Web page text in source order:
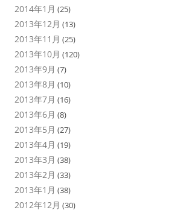
2014年1月 (25)
2013年12月 (13)
2013年11月 (25)
2013年10月 (120)
2013年9月 (7)
2013年8月 (10)
2013年7月 (16)
2013年6月 (8)
2013年5月 (27)
2013年4月 (19)
2013年3月 (38)
2013年2月 (33)
2013年1月 (38)
2012年12月 (30)